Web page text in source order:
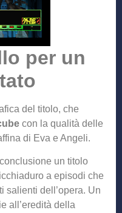
per un
del titolo, che
con la qualità delle
di Eva e Angeli.
un titolo
a episodi che
salienti dell’opera. Un
all’eredità della